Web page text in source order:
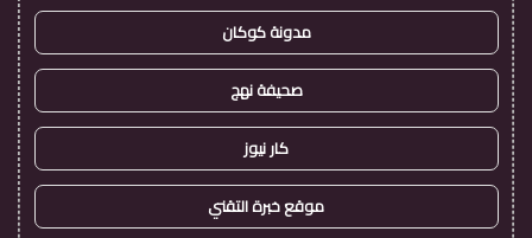
مدونة كوكان
صحيفة نهج
كار نيوز
موقع خبرة التقني